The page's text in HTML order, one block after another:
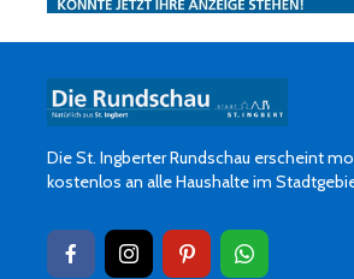
Die St. Ingberter Rundschau erscheint
kostenlos an alle Haushalte im